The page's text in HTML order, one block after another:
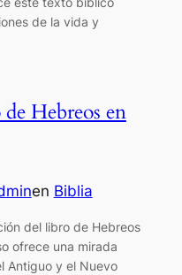
de la vida y
Hebreos en
en Biblia
del libro de Hebreos
ofrece una mirada
Antiguo y el Nuevo